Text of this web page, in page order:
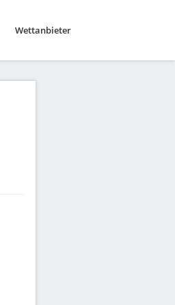
Wettanbieter